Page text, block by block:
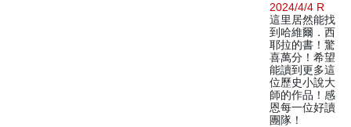
2024/4/4 R
這里居然能找
到哈維爾．西
耶拉的書！驚
喜萬分！希望
能讀到更多這
位歷史小說大
師的作品！感
恩每一位好讀
團隊！